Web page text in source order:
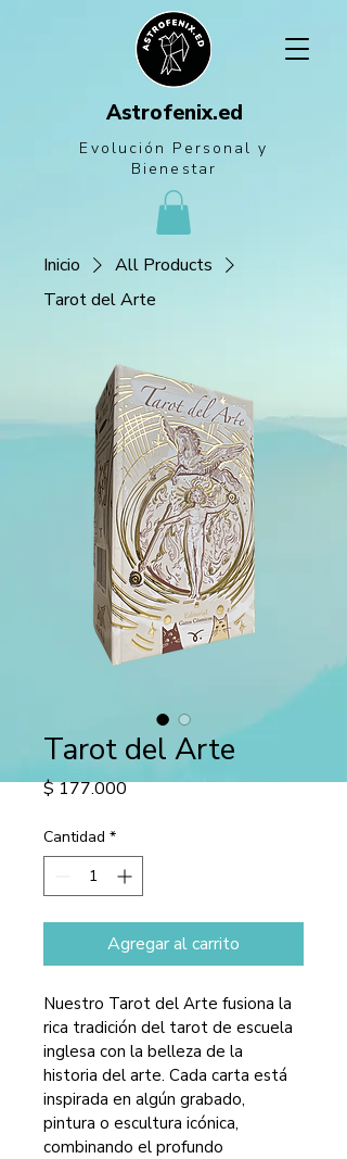
Astrofenix.ed
Evolución Personaly
Bienestar
Inicio
All Products
Tarot del Arte
Tarot del Arte
$ 177.000Precio
Cantidad *
Agregar al carrito
Nuestro Tarot del Arte fusiona la
rica tradición del tarot de escuela
inglesa con la belleza de la
historia del arte. Cada carta está
inspirada en algún grabado,
pintura o escultura icónica,
combinando el profundo